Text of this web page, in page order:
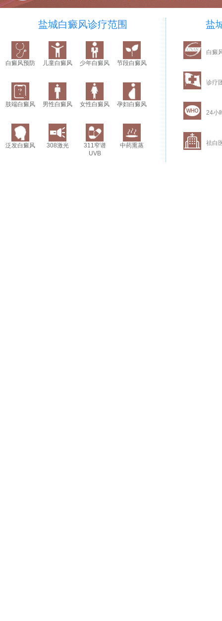
盐城白癜风诊疗范围
白癜风预防 儿童白癜风 少年白癜风 节段白癜风
肢端白癜风 男性白癜风 女性白癜风 孕妇白癜风
泛发白癜风 308激光
311窄谱
UVB
中药熏蒸
盐
白癜
诊疗
24小
祛白